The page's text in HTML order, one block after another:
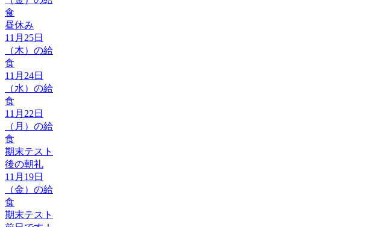
食
昼休み
11月25日
（木）の給
食
11月24日
（水）の給
食
11月22日
（月）の給
食
期末テスト
後の朝礼
11月19日
（金）の給
食
期末テスト